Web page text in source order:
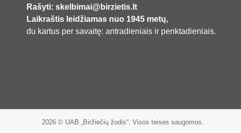
Rašyti: skelbimai@birzietis.lt
Laikraštis leidžiamas nuo 1945 metų,
du kartus per savaitę: antradieniais ir penktadieniais.
2026 © UAB „Biržiečių žodis“. Visos teisės saugomos.